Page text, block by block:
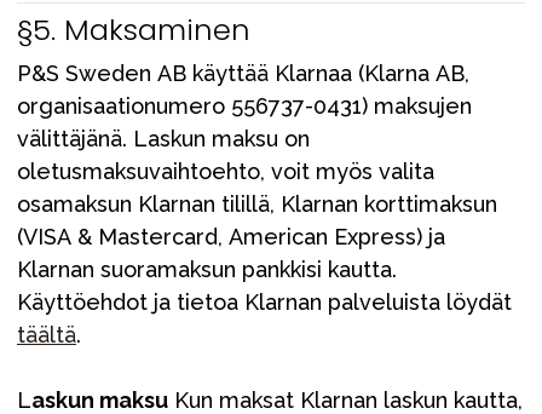
§5. Maksaminen
P&S Sweden AB käyttää Klarnaa (Klarna AB,
organisaationumero 556737-0431) maksujen
välittäjänä. Laskun maksu on
oletusmaksuvaihtoehto, voit myös valita
osamaksun Klarnan tilillä, Klarnan korttimaksun
(VISA & Mastercard, American Express) ja
Klarnan suoramaksun pankkisi kautta.
Käyttöehdot ja tietoa Klarnan palveluista löydät
täältä.
Laskun maksu Kun maksat Klarnan laskun kautta,